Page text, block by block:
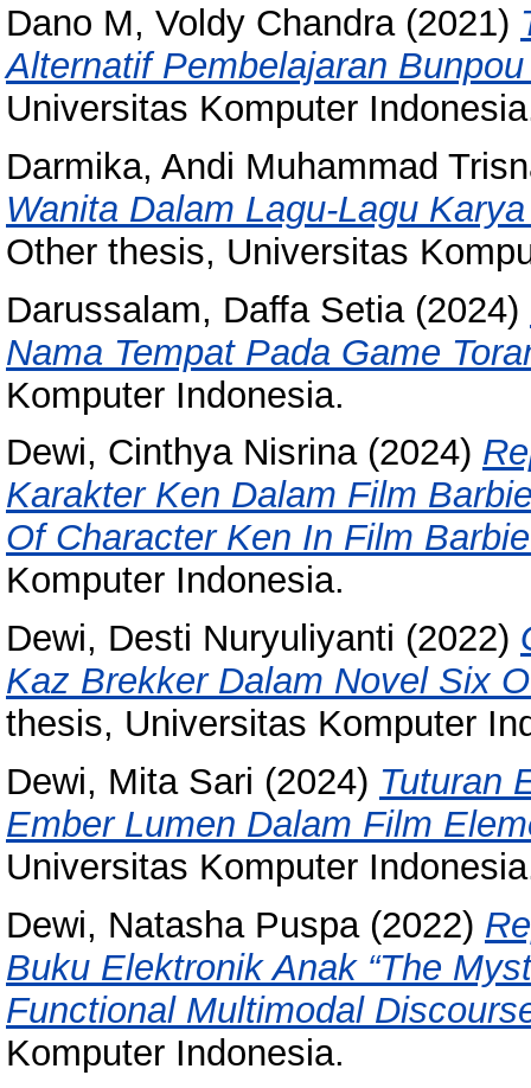
Dano M, Voldy Chandra(2021)
Alternatif Pembelajaran
Universitas Komputer
Darmika, Andi Muhammad
Wanita Dalam Lagu-Lagu
Other thesis, Universitas
Darussalam, Daffa Setia(2024)
Nama Tempat Pada Game
Komputer Indonesia.
Dewi, Cinthya Nisrina(2024)
Karakter Ken Dalam Film
Of Character Ken In Film
Komputer Indonesia.
Dewi, Desti Nuryuliyanti (2022)
Kaz Brekker Dalam Novel Six
thesis, Universitas Komputer
Dewi, Mita Sari (2024) Tuturan
Ember Lumen Dalam Film
Universitas Komputer
Dewi, Natasha Puspa(2022)
Buku Elektronik Anak “The
Functional Multimodal
Komputer Indonesia.